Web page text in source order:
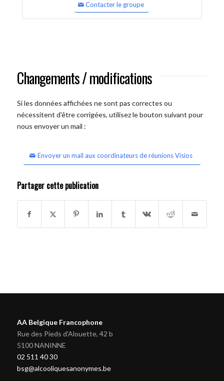
Contacter le groupe
Changements / modifications
Si les données affichées ne sont pas correctes ou
nécessitent d'être corrigées, utilisez le bouton suivant pour
nous envoyer un mail :
Envoyer un mail aux coordinateurs de réunions Visios
Partager cette publication
AA Belgique Francophone
Rue des Pieds d'Alouette, 42 b
5100 NANINNE
02 511 40 30
bsg@alcooliquesanonymes.be